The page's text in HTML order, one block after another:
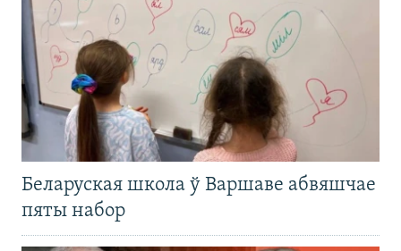
Беларуская школа ў Варшаве абвяшчае
пяты набор